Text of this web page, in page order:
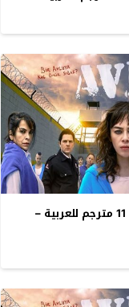
مسلسل الفناء الحلقة 11 مترجم للعربية –